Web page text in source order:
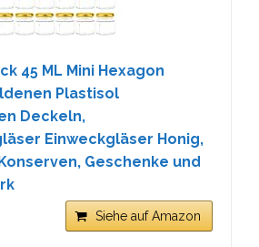
45 ML Mini Hexagon
Plastisol
Deckeln,
Einweckgläser Honig,
Geschenke und
Siehe auf Amazon